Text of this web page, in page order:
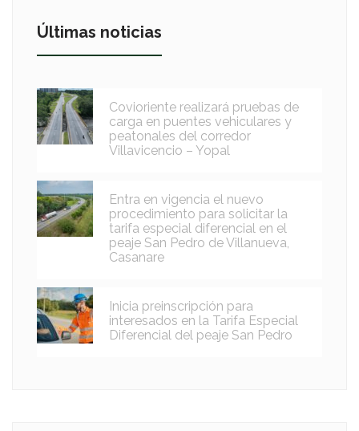
Últimas noticias
Covioriente realizará pruebas de
carga en puentes vehiculares y
peatonales del corredor
Villavicencio – Yopal
Entra en vigencia el nuevo
procedimiento para solicitar la
tarifa especial diferencial en el
peaje San Pedro de Villanueva,
Casanare
Inicia preinscripción para
interesados en la Tarifa Especial
Diferencial del peaje San Pedro